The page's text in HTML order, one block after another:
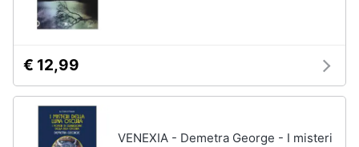
€ 12,99
VENEXIA - Demetra George - I misteri